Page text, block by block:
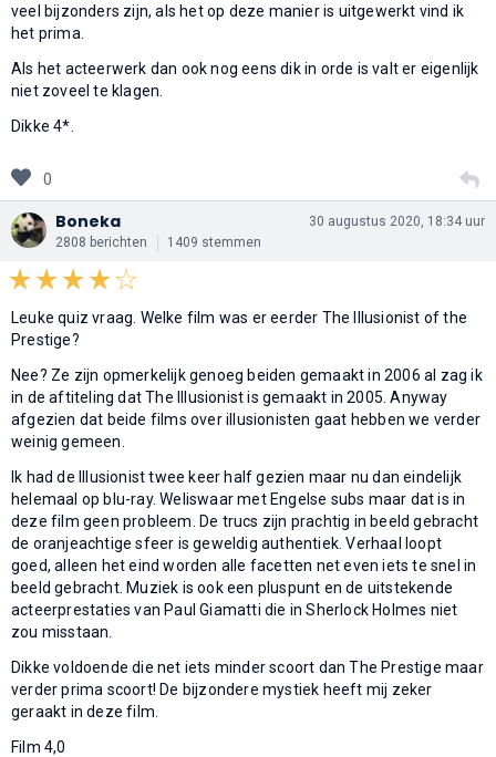
veel bijzonders zijn, als het op deze manier is uitgewerkt vind ik
het prima.
Als het acteerwerk dan ook nog eens dik in orde is valt er eigenlijk
niet zoveel te klagen.
Dikke 4*.
0
Boneka
2808 berichten 1409 stemmen
30 augustus 2020, 18:34 uur
Leuke quiz vraag. Welke film was er eerder The Illusionist of the
Prestige?
Nee? Ze zijn opmerkelijk genoeg beiden gemaakt in 2006 al zag ik
in de aftiteling dat The Illusionist is gemaakt in 2005. Anyway
afgezien dat beide films over illusionisten gaat hebben we verder
weinig gemeen.
Ik had de Illusionist twee keer half gezien maar nu dan eindelijk
helemaal op blu-ray. Weliswaar met Engelse subs maar dat is in
deze film geen probleem. De trucs zijn prachtig in beeld gebracht
de oranjeachtige sfeer is geweldig authentiek. Verhaal loopt
goed, alleen het eind worden alle facetten net even iets te snel in
beeld gebracht. Muziek is ook een pluspunt en de uitstekende
acteerprestaties van Paul Giamatti die in Sherlock Holmes niet
zou misstaan.
Dikke voldoende die net iets minder scoort dan The Prestige maar
verder prima scoort! De bijzondere mystiek heeft mij zeker
geraakt in deze film.
Film 4,0